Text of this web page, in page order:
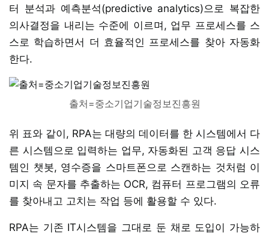
터 분석과 예측분석(predictive analytics)으로 복잡한
의사결정을 내리는 수준에 이르며, 업무 프로세스를 스
스로 학습하면서 더 효율적인 프로세스를 찾아 자동화
한다.
출처=중소기업기술정보진흥원
위 표와 같이, RPA는 대량의 데이터를 한 시스템에서 다
른 시스템으로 입력하는 업무, 자동화된 고객 응답 시스
템인 챗봇, 영수증을 스마트폰으로 스캔하는 것처럼 이
미지 속 문자를 추출하는 OCR, 컴퓨터 프로그램의 오류
를 찾아내고 고치는 작업 등에 활용할 수 있다.
RPA는 기존 IT시스템을 그대로 둔 채로 도입이 가능하